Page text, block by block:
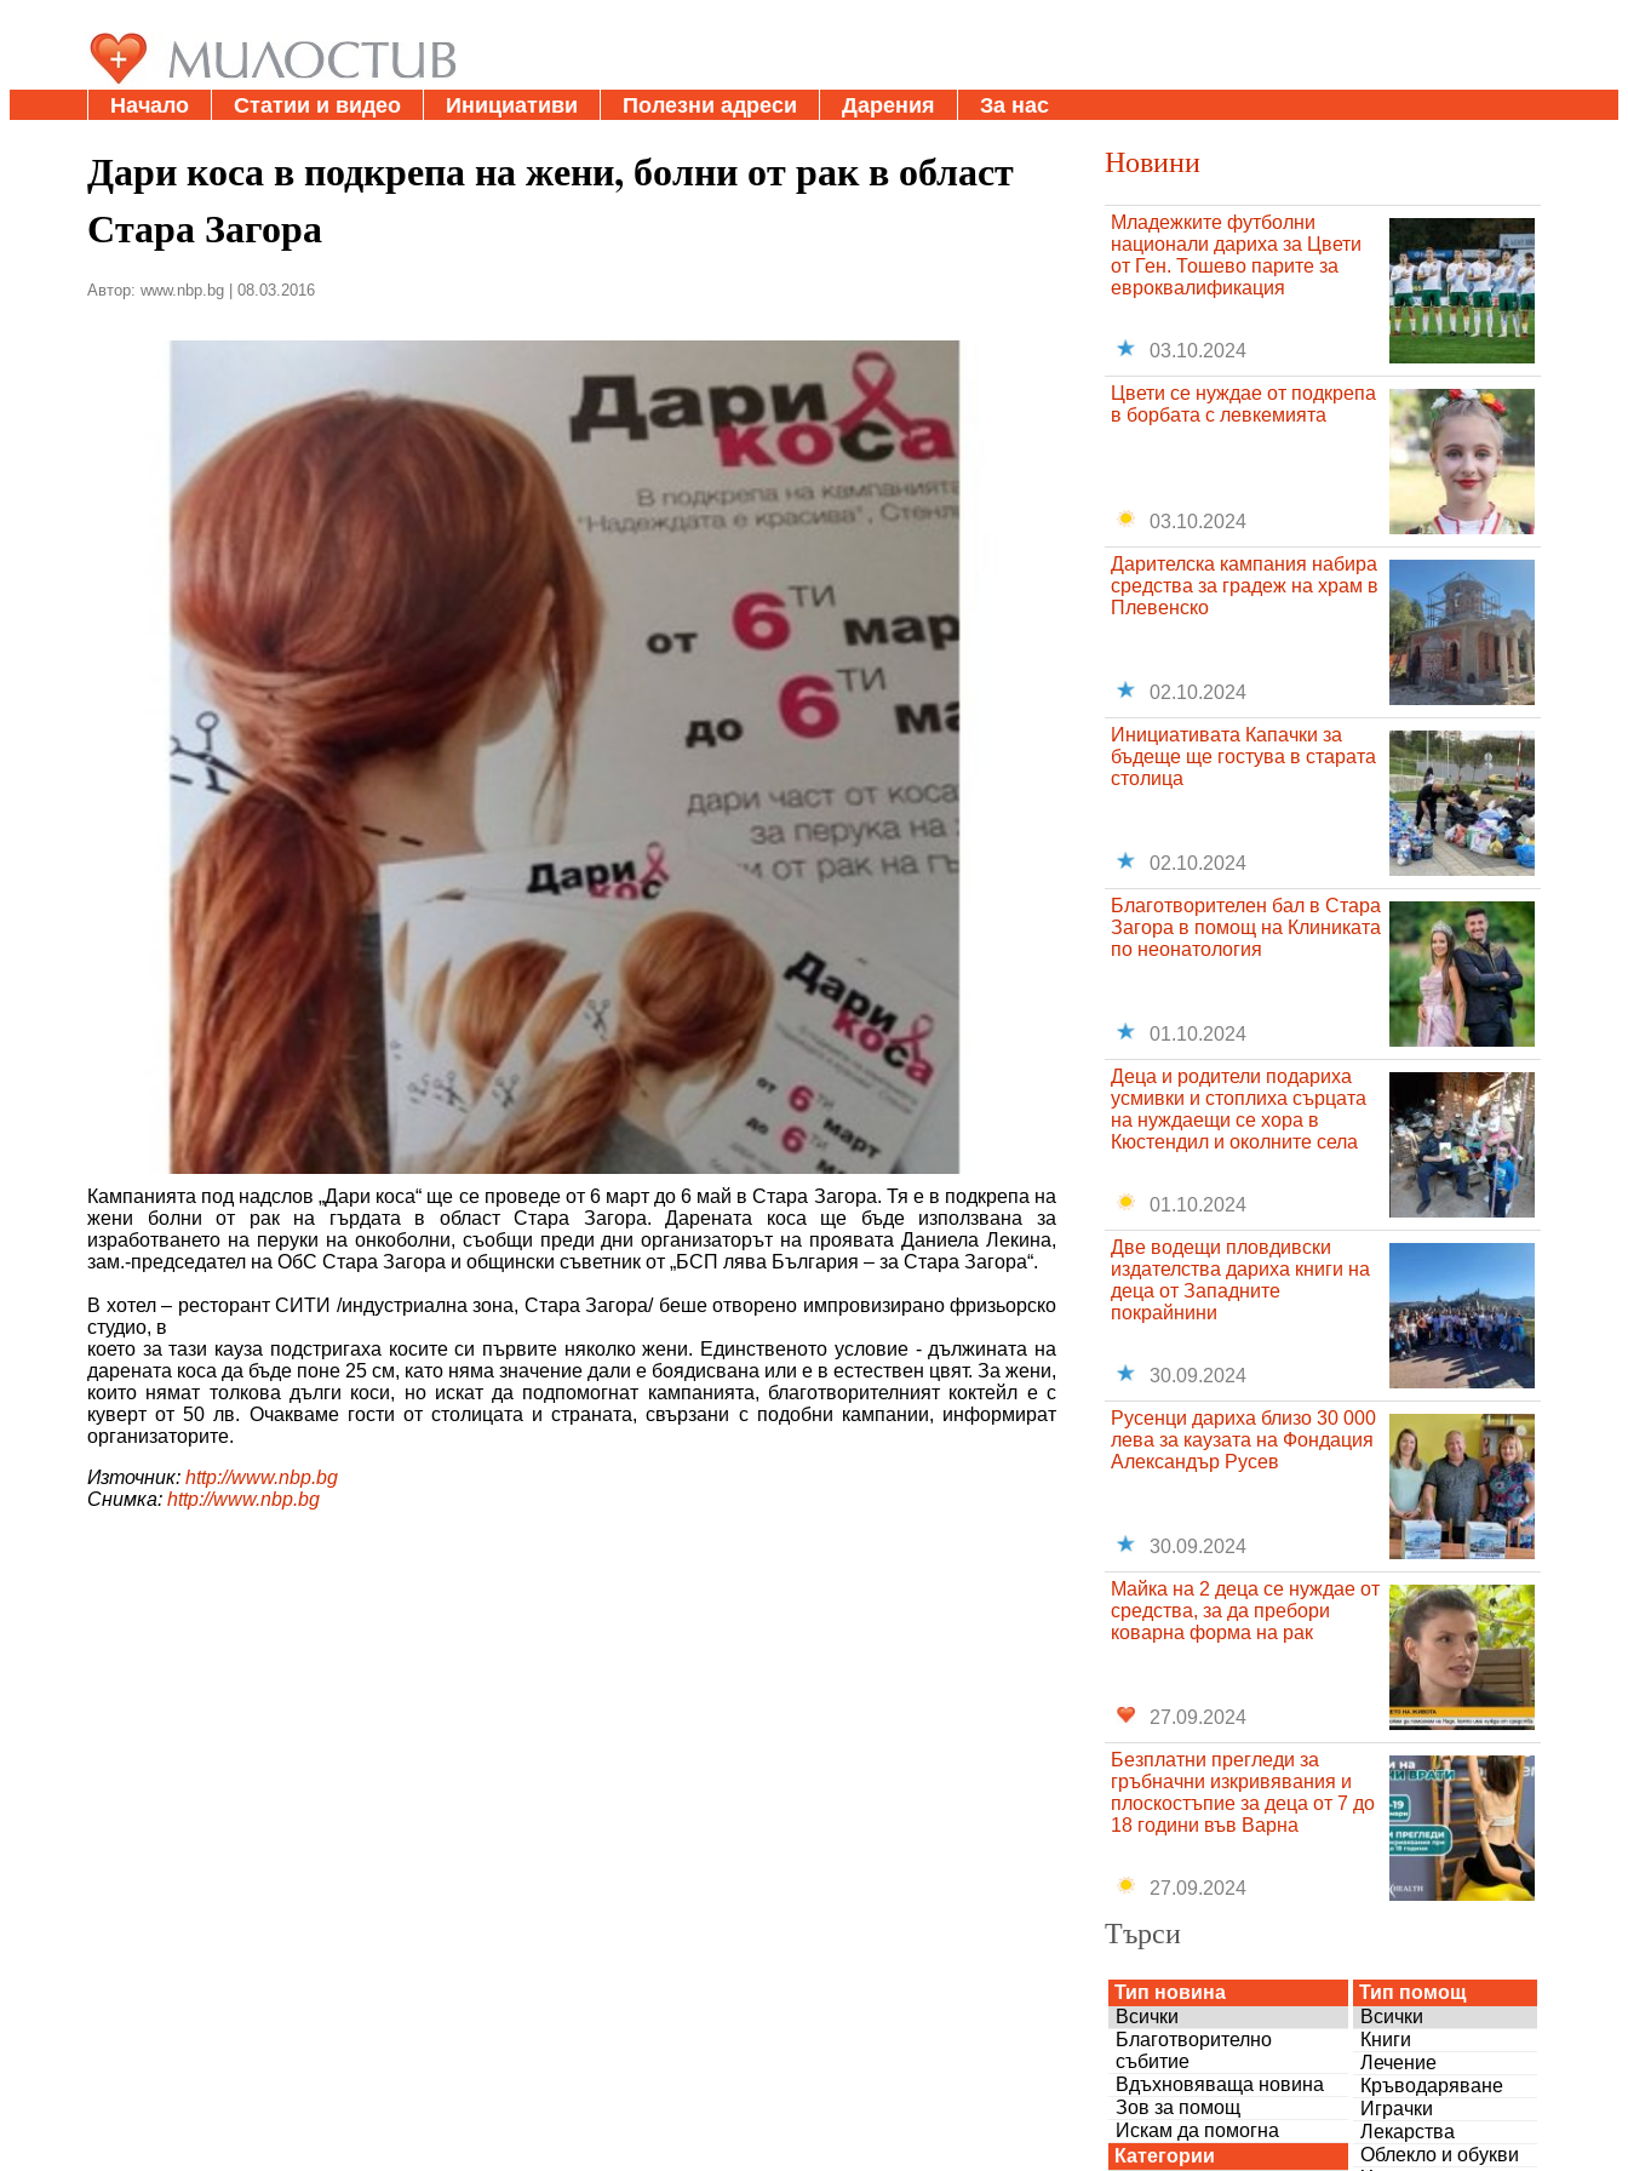
Начало Статии и видео Инициативи Полезни адреси Дарения За нас
Дари коса в подкрепа на жени, болни от рак в област
Стара Загора
Автор: www.nbp.bg | 08.03.2016
Кампанията под надслов „Дари коса“ ще се проведе от 6 март до 6 май в Стара Загора. Тя е в подкрепа на
жени болни от рак на гърдата в област Стара Загора. Дарената коса ще бъде използвана за
изработването на перуки на онкоболни, съобщи преди дни организаторът на проявата Даниела Лекина,
зам.-председател на ОбС Стара Загора и общински съветник от „БСП лява България – за Стара Загора“.
В хотел – ресторант СИТИ /индустриална зона, Стара Загора/ беше отворено импровизирано фризьорско
студио, в
което за тази кауза подстригаха косите си първите няколко жени. Единственото условие - дължината на
дарената коса да бъде поне 25 см, като няма значение дали е боядисвана или е в естествен цвят. За жени,
които нямат толкова дълги коси, но искат да подпомогнат кампанията, благотворителният коктейл е с
куверт от 50 лв. Очакваме гости от столицата и страната, свързани с подобни кампании, информират
организаторите.
Източник: http://www.nbp.bg
Снимка: http://www.nbp.bg
Новини
Младежките футболни
национали дариха за Цвети
от Ген. Тошево парите за
евроквалификация
03.10.2024
Цвети се нуждае от подкрепа
в борбата с левкемията
03.10.2024
Дарителска кампания набира
средства за градеж на храм в
Плевенско
02.10.2024
Инициативата Капачки за
бъдеще ще гостува в старата
столица
02.10.2024
Благотворителен бал в Стара
Загора в помощ на Клиниката
по неонатология
01.10.2024
Деца и родители подариха
усмивки и стоплиха сърцата
на нуждаещи се хора в
Кюстендил и околните села
01.10.2024
Две водещи пловдивски
издателства дариха книги на
деца от Западните
покрайнини
30.09.2024
Русенци дариха близо 30 000
лева за каузата на Фондация
Александър Русев
30.09.2024
Майка на 2 деца се нуждае от
средства, за да пребори
коварна форма на рак
27.09.2024
Безплатни прегледи за
гръбначни изкривявания и
плоскостъпие за деца от 7 до
18 години във Варна
27.09.2024
Търси
Тип новина
Всички
Благотворително
събитие
Вдъхновяваща новина
Зов за помощ
Искам да помогна
Категории
Тип помощ
Всички
Книги
Лечение
Кръводаряване
Играчки
Лекарства
Облекло и обукви